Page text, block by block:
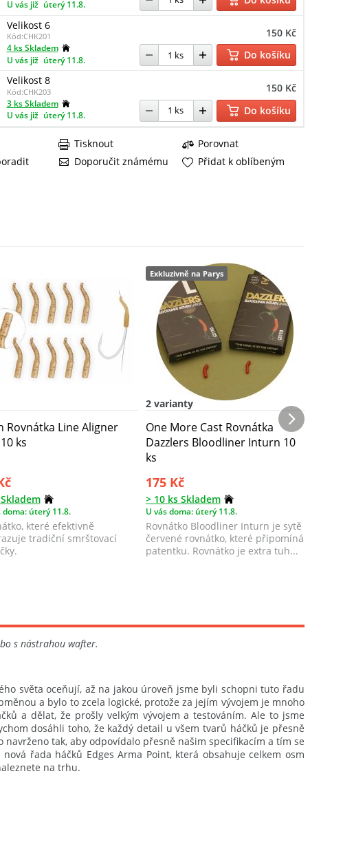
U vás již úterý 11.8.
Velikost 6
Kód:CHK201 150 Kč
4 ks Skladem
U vás již úterý 11.8.
Do košíku
Velikost 8
Kód:CHK203 150 Kč
3 ks Skladem
U vás již úterý 11.8. Do košíku
Porovnat
Doporučit známému
Tisknout
Přidat k oblíbeným
Rovnátka Line Aligner
ks
doma: úterý 11.8.
které efektivně
tradiční smrštovací
Exkluzivně na Parys
2 varianty
One More Cast Rovnátka
Dazzlers Bloodliner Inturn 10
ks
175 Kč
> 10 ks Skladem
U vás doma: úterý 11.8.
Rovnátko Bloodliner Inturn je sytě
červené rovnátko, které připomíná
patentku. Rovnátko je extra tuh...
s nástrahou wafter.
světa oceňují, až na jakou úroveň jsme byli schopni tuto řadu
a bylo to zcela logické, protože za jejím vývojem je mnoho
a dělat, že prošly velkým vývojem a testováním. Ale to jsme
dosáhli toho, že každý detail u všem tvarů háčků je přesně
tak, aby odpovídalo přesně našim specifikacím a tím se
řada háčků Edges Arma Point, která obsahuje celkem osm
na trhu.